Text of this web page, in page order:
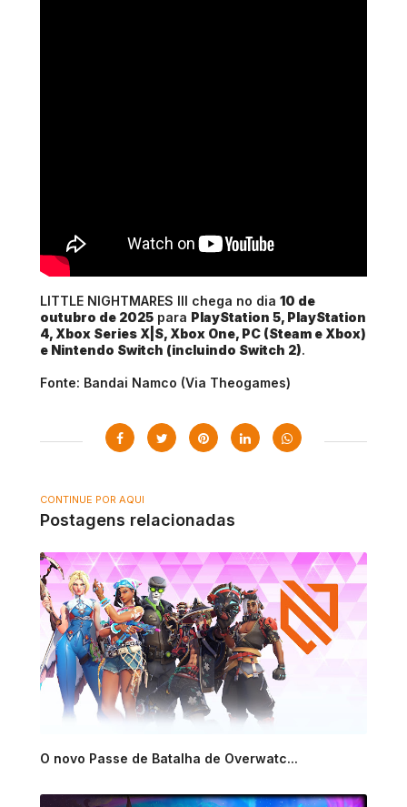
LITTLE NIGHTMARES III chega no dia 10 de
outubro de 2025 para PlayStation 5, PlayStation
4, Xbox Series X|S, Xbox One, PC (Steam e Xbox)
e Nintendo Switch (incluindo Switch 2).
Fonte: Bandai Namco (Via Theogames)
CONTINUE POR AQUI
Postagens relacionadas
O novo Passe de Batalha de Overwatc...